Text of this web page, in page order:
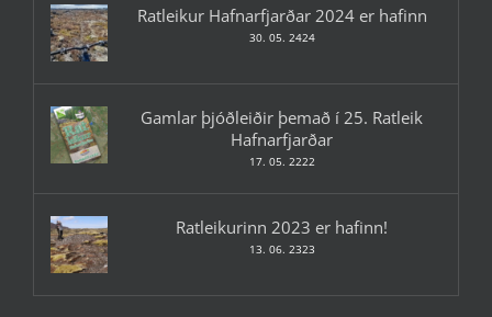
Ratleikur Hafnarfjarðar 2024 er hafinn
30. 05. 2424
Gamlar þjóðleiðir þemað í 25. Ratleik
Hafnarfjarðar
17. 05. 2222
Ratleikurinn 2023 er hafinn!
13. 06. 2323